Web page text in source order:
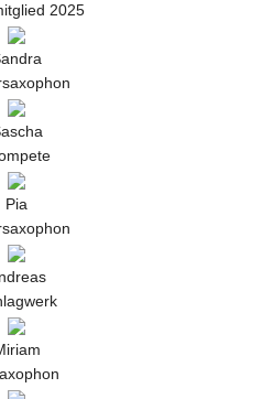
2025
Pia